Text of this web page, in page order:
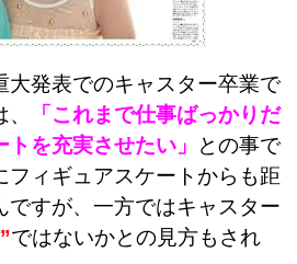
大発表でのキャスター卒業で
「これまで仕事ばっかりだ
を充実させたい」
との事で
フィギュアスケートからも距
ですが、一方ではキャスター
ではないかとの見方もされ